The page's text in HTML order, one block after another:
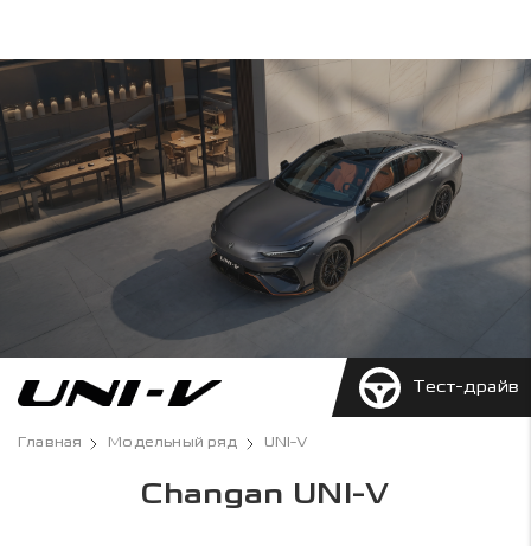
Тест-драйв
Главная Модельный ряд UNI-V
Changan UNI-V